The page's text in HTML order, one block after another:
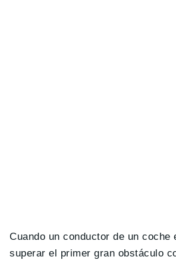
Cuando un conductor de un coche
superar el primer gran obstáculo